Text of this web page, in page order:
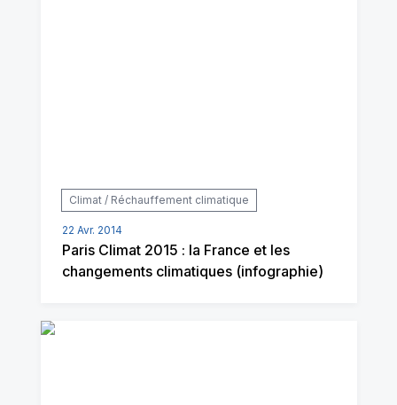
Climat / Réchauffement climatique
22 Avr. 2014
Paris Climat 2015 : la France et les
changements climatiques (infographie)